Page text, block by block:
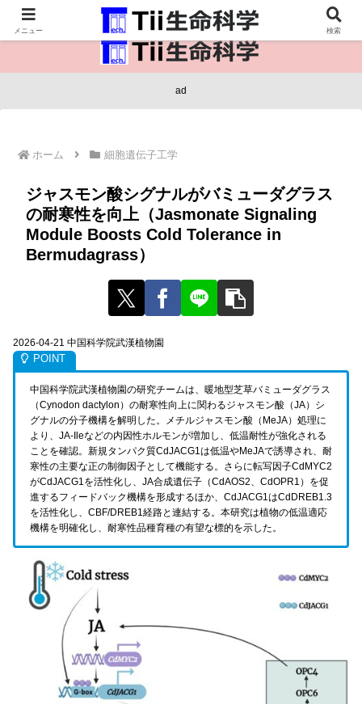
医療保健・生命・生物の情報インフラ。
ad
ホーム 細胞遺伝子工学
ジャスモン酸シグナルがバミューダグラス
の耐寒性を向上（Jasmonate Signaling
Module Boosts Cold Tolerance in
Bermudagrass）
2026-04-21 中国科学院武漢植物園
中国科学院武漢植物園の研究チームは、暖地型芝草バミューダグラス
（Cynodon dactylon）の耐寒性向上に関わるジャスモン酸（JA）シ
グナルの分子機構を解明した。メチルジャスモン酸（MeJA）処理に
より、JA-Ileなどの内因性ホルモンが増加し、低温耐性が強化される
ことを確認。新規タンパク質CdJACG1は低温やMeJAで誘導され、耐
寒性の主要な正の制御因子として機能する。さらに転写因子CdMYC2
がCdJACG1を活性化し、JA合成遺伝子（CdAOS2、CdOPR1）を促
進するフィードバック機構を形成するほか、CdJACG1はCdDREB1.3
を活性化し、CBF/DREB1経路と連結する。本研究は植物の低温適応
機構を明確化し、耐寒性品種育種の有望な標的を示した。
メニュー 検索